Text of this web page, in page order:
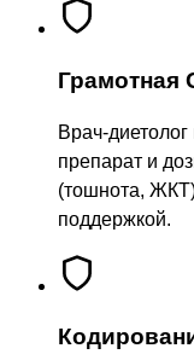
Грамотная
Врач-
препарат и
(тошнота,
поддержкой.